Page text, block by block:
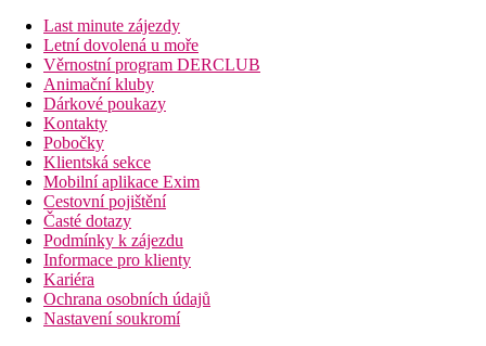
Last minute zájezdy
Letní dovolená u moře
Věrnostní program DERCLUB
Animační kluby
Dárkové poukazy
Kontakty
Pobočky
Klientská sekce
Mobilní aplikace Exim
Cestovní pojištění
Časté dotazy
Podmínky k zájezdu
Informace pro klienty
Kariéra
Ochrana osobních údajů
Nastavení soukromí